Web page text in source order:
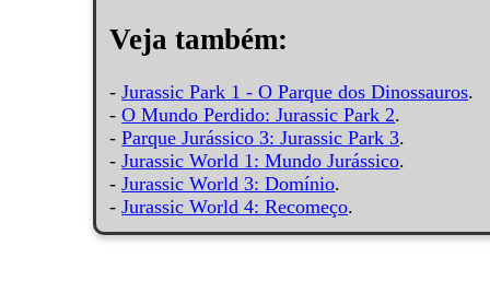
Veja também:
-Jurassic Park 1 - O Parque dos Dinossauros.
-O Mundo Perdido: Jurassic Park 2.
-Parque Jurássico 3: Jurassic Park 3.
-Jurassic World 1: Mundo Jurássico.
-Jurassic World 3: Domínio.
-Jurassic World 4: Recomeço.